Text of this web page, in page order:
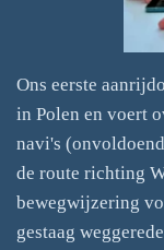
Ons eerste
in Polen en voert
navi's
de route richting
bewegwijzering
gestaag